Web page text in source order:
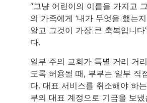
“그냥 어린이의 이름을 가지고
의 가족에게 ‘내가 무엇을 했는
알고 그것이 가장 큰 축복입니
다.
일부 주의 교회가 특별 거리 거
도록 허용될 때, 부부는 일부 직
다. 대표 서비스를 취소해야 하
부의 대표 계정으로 기금을 보냈